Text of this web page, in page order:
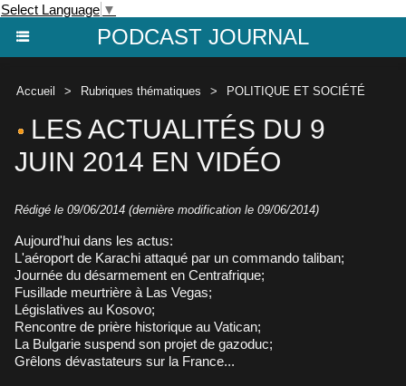
Select Language ▼
PODCAST JOURNAL
Accueil > Rubriques thématiques > POLITIQUE ET SOCIÉTÉ
LES ACTUALITÉS DU 9
JUIN 2014 EN VIDÉO
Rédigé le 09/06/2014 (dernière modification le 09/06/2014)
Aujourd'hui dans les actus:
L'aéroport de Karachi attaqué par un commando taliban;
Journée du désarmement en Centrafrique;
Fusillade meurtrière à Las Vegas;
Législatives au Kosovo;
Rencontre de prière historique au Vatican;
La Bulgarie suspend son projet de gazoduc;
Grêlons dévastateurs sur la France...